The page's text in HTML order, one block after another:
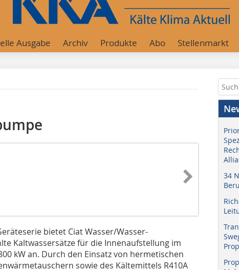
Ausgabe Archiv Produkte Abo Stellenmarkt
bietet Ciat Wasser/Wasser-
Kaltwassersätze für die Innenaufstellung im
kW an. Durch den Einsatz von hermetischen
sowie des Kältemittels R410A
34